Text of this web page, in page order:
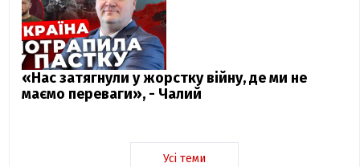
«Нас затягнули у жорстку війну, де ми не
маємо переваги», - Чалий
Усі теми